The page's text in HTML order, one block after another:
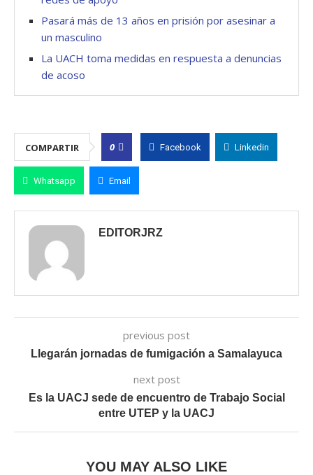
Pasará más de 13 años en prisión por asesinar a
un masculino
La UACH toma medidas en respuesta a denuncias
de acoso
COMPARTIR 0 Facebook Linkedin
Whatsapp Email
EDITORJRZ
previous post
Llegarán jornadas de fumigación a Samalayuca
next post
Es la UACJ sede de encuentro de Trabajo Social
entre UTEP y la UACJ
YOU MAY ALSO LIKE